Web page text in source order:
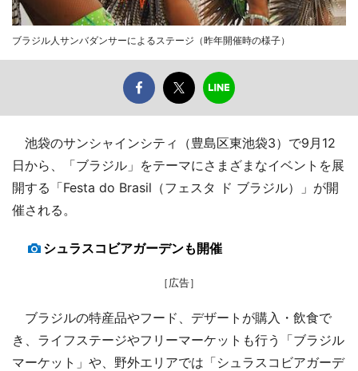
ブラジル人サンバダンサーによるステージ（昨年開催時の様子）
池袋のサンシャインシティ（豊島区東池袋3）で9月12
日から、「ブラジル」をテーマにさまざまなイベントを展
開する「Festa do Brasil（フェスタ ド ブラジル）」が開
催される。
シュラスコビアガーデンも開催
［広告］
ブラジルの特産品やフード、デザートが購入・飲食で
き、ライフステージやフリーマーケットも行う「ブラジル
マーケット」や、野外エリアでは「シュラスコビアガーデ